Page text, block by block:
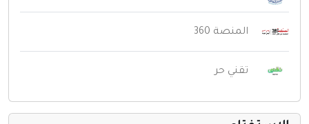
المنصة 360
تقني حر